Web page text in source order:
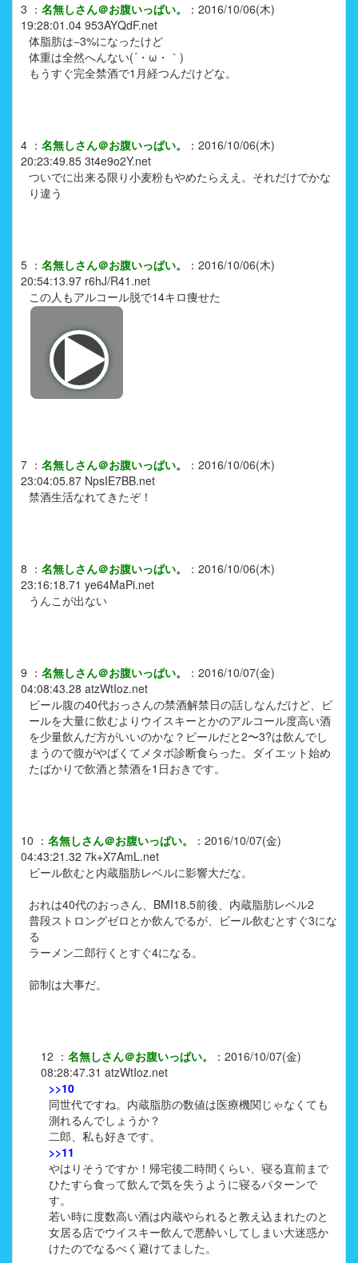
3 ： 名無しさん＠お腹いっぱい。 ： 2016/10/06(木)
19:28:01.04 953AYQdF.net
体脂肪は−3%になったけど
体重は全然へんない(´・ω・｀)
もうすぐ完全禁酒で1月経つんだけどな。
4 ： 名無しさん＠お腹いっぱい。 ： 2016/10/06(木)
20:23:49.85 3t4e9o2Y.net
ついでに出来る限り小麦粉もやめたらええ。それだけでかな
り違う
5 ： 名無しさん＠お腹いっぱい。 ： 2016/10/06(木)
20:54:13.97 r6hJ/R41.net
この人もアルコール脱で14キロ痩せた
img
7 ： 名無しさん＠お腹いっぱい。 ： 2016/10/06(木)
23:04:05.87 NpsIE7BB.net
禁酒生活なれてきたぞ！
8 ： 名無しさん＠お腹いっぱい。 ： 2016/10/06(木)
23:16:18.71 ye64MaPi.net
うんこが出ない
9 ： 名無しさん＠お腹いっぱい。 ： 2016/10/07(金)
04:08:43.28 atzWtIoz.net
ビール腹の40代おっさんの禁酒解禁日の話しなんだけど、ビ
ールを大量に飲むよりウイスキーとかのアルコール度高い酒
を少量飲んだ方がいいのかな？ビールだと2〜3?は飲んでし
まうので腹がやばくてメタボ診断食らった。ダイエット始め
たばかりで飲酒と禁酒を1日おきです。
10 ： 名無しさん＠お腹いっぱい。 ： 2016/10/07(金)
04:43:21.32 7k+X7AmL.net
ビール飲むと内蔵脂肪レベルに影響大だな。
おれは40代のおっさん、BMI18.5前後、内蔵脂肪レベル2
普段ストロングゼロとか飲んでるが、ビール飲むとすぐ3にな
る
ラーメン二郎行くとすぐ4になる。
節制は大事だ。
12 ： 名無しさん＠お腹いっぱい。 ： 2016/10/07(金)
08:28:47.31 atzWtIoz.net
>>10
同世代ですね。内蔵脂肪の数値は医療機関じゃなくても
測れるんでしょうか？
二郎、私も好きです。
>>11
やはりそうですか！帰宅後二時間くらい、寝る直前まで
ひたすら食って飲んで気を失うように寝るパターンで
す。
若い時に度数高い酒は内蔵やられると教え込まれたのと
女居る店でウイスキー飲んで悪酔いしてしまい大迷惑か
けたのでなるべく避けてました。